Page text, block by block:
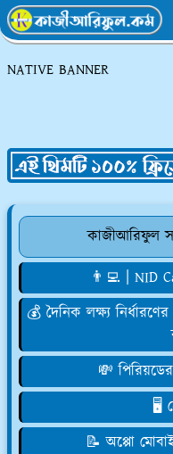
NATIVE BANNER
কাজীআরিফুল
👨‍💻 | NID
💰 দৈনিক লক্ষ্য
💸
🖥️
📝 অপ্পো